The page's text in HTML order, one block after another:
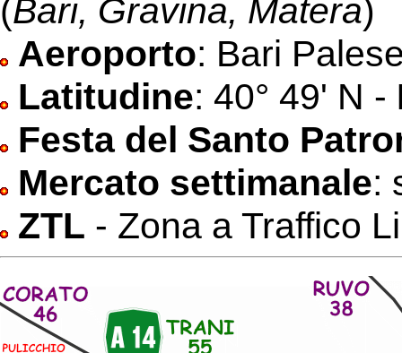
(Bari, Gravina, Matera)
Aeroporto: Bari
Latitudine: 40° 49' N -
Festa del Santo
Mercato settimanale:
ZTL - Zona a Traffico